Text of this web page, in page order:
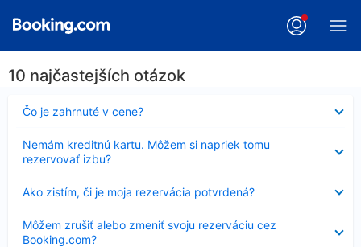
10 najčastejších otázok
Čo je zahrnuté v cene?
Nezobrazuje
sa
Nemám kreditnú kartu. Môžem si napriek tomu
rezervovať izbu?
sa
Ako zistím, či je moja rezervácia potvrdená?
sa
Môžem zrušiť alebo zmeniť svoju rezerváciu cez
Booking.com?
sa